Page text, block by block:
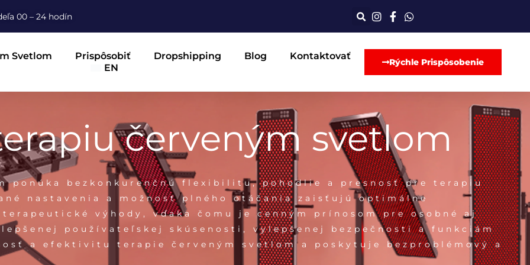
00 – 24 hodín
Svetlom Prispôsobiť Dropshipping Blog
Kontaktovať
EN
Rýchle Prispôsobenie
červeným svetlom
ponúka bezkonkurenčnú flexibilitu, pohodlie a presnosť pre terapiu
nastavenia a možnosť plného otáčania zaisťujú optimálne
výhody, vďaka čomu je cenným prínosom pre osobné aj
používateľskej skúsenosti, vylepšenej bezpečnosti a funkciám
a efektivitu terapie červeným svetlom a poskytuje bezproblémový a